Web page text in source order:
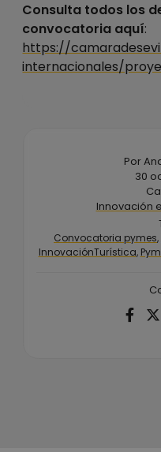
Consulta todos los
convocatoria aquí:
https://
internacionales/
Por
30
Innovación
Convocatoria pymes,
InnovaciónTurística,